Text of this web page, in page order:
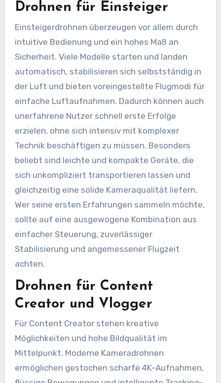
Drohnen für Einsteiger
Einsteigerdrohnen überzeugen vor allem durch
intuitive Bedienung und ein hohes Maß an
Sicherheit. Viele Modelle starten und landen
automatisch, stabilisieren sich selbstständig in
der Luft und bieten voreingestellte Flugmodi für
einfache Luftaufnahmen. Dadurch können auch
unerfahrene Nutzer schnell erste Erfolge
erzielen, ohne sich intensiv mit komplexer
Technik beschäftigen zu müssen. Besonders
beliebt sind leichte und kompakte Geräte, die
sich unkompliziert transportieren lassen und
gleichzeitig eine solide Kameraqualität liefern.
Wer seine ersten Erfahrungen sammeln möchte,
sollte auf eine ausgewogene Kombination aus
einfacher Steuerung, zuverlässiger
Stabilisierung und angemessener Flugzeit
achten.
Drohnen für Content
Creator und Vlogger
Für Content Creator stehen kreative
Möglichkeiten und hohe Bildqualität im
Mittelpunkt. Moderne Kameradrohnen
ermöglichen gestochen scharfe 4K-Aufnahmen,